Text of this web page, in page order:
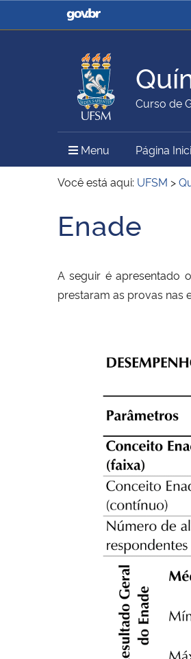
Casa Civil
Ministério da Agricultura,
Pecuária e Abastecimento
Ministério do Meio Ambiente
Secretaria de Governo
Curso de
Menu MenuPágina
Você está aqui: UFSM >
Início do conteúdo
Enade
A seguir é apresentado
prestaram as provas nas